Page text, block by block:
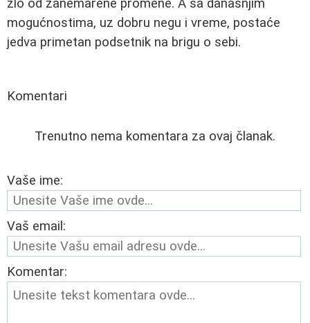
zlo od zanemarene promene. A sa današnjim
mogućnostima, uz dobru negu i vreme, postaće
jedva primetan podsetnik na brigu o sebi.
Komentari
Trenutno nema komentara za ovaj članak.
Vaše ime:
Vaš email:
Komentar: